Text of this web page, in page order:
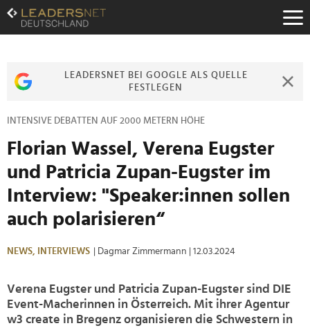
Zum
Inhalt
Zur
Zur
LEADERSNET BEI GOOGLE ALS QUELLE
FESTLEGEN
INTENSIVE DEBATTEN AUF 2000 METERN HÖHE
Florian Wassel, Verena Eugster
und Patricia Zupan-Eugster im
Interview: "Speaker:innen sollen
auch polarisieren“
NEWS, INTERVIEWS | Dagmar Zimmermann | 12.03.2024
Verena Eugster und Patricia Zupan-Eugster sind DIE
Event-Macherinnen in Österreich. Mit ihrer Agentur
w3 create in Bregenz organisieren die Schwestern in